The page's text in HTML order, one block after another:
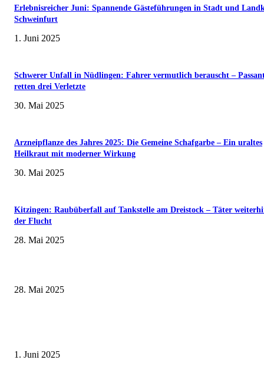
Erlebnisreicher Juni: Spannende Gästeführungen in Stadt und
Schweinfurt
1. Juni 2025
Schwerer Unfall in Nüdlingen: Fahrer vermutlich berauscht –
retten drei Verletzte
30. Mai 2025
Arzneipflanze des Jahres 2025: Die Gemeine Schafgarbe – Ein uraltes
Heilkraut mit moderner Wirkung
30. Mai 2025
Kitzingen: Raubüberfall auf Tankstelle am Dreistock – Täter
der Flucht
28. Mai 2025
28. Mai 2025
1. Juni 2025